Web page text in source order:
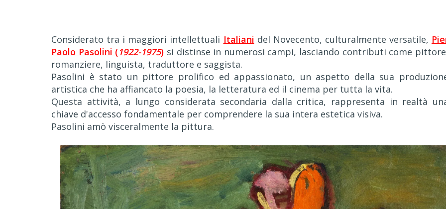
Considerato tra i maggiori intellettuali Italiani del Novecento, culturalmente versatile,
Paolo Pasolini (1922-1975) si distinse in numerosi campi, lasciando contributi come
romanziere, linguista, traduttore e saggista.
Pasolini è stato un pittore prolifico ed appassionato, un aspetto della sua
artistica che ha affiancato la poesia, la letteratura ed il cinema per tutta la vita.
Questa attività, a lungo considerata secondaria dalla critica, rappresenta in realtà
chiave d'accesso fondamentale per comprendere la sua intera estetica visiva.
Pasolini amò visceralmente la pittura.